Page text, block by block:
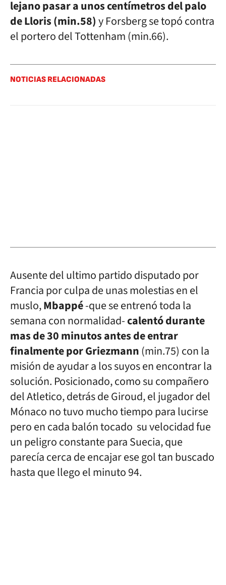
lejano pasar a unos centímetros del palo
de Lloris (min.58)y Forsberg se topó contra
el portero del Tottenham (min.66).
NOTICIAS RELACIONADAS
Ausente del ultimo partido disputado por
Francia por culpa de unas molestias en el
muslo,Mbappé-que se entrenó toda la
semana con normalidad-calentó durante
mas de 30 minutos antes de entrar
finalmente por Griezmann(min.75) con la
misión de ayudar a los suyos en encontrar la
solución. Posicionado, como su compañero
del Atletico, detrás de Giroud, el jugador del
Mónaco no tuvo mucho tiempo para lucirse
pero en cada balón tocado su velocidad fue
un peligro constante para Suecia, que
parecía cerca de encajar ese gol tan buscado
hasta que llego el minuto 94.